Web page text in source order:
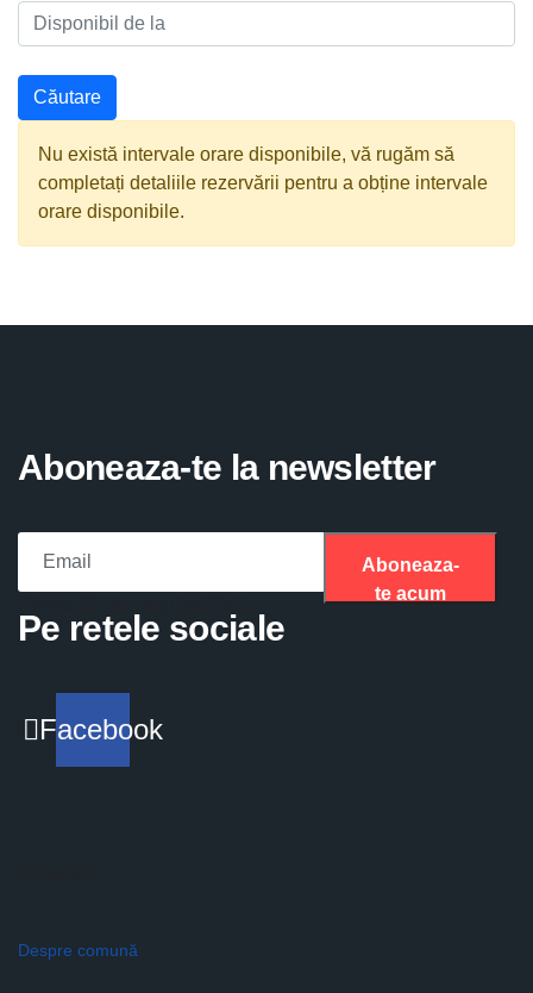
Căutare
Nu există intervale orare disponibile, vă rugăm să
completați detaliile rezervării pentru a obține intervale
orare disponibile.
Aboneaza-te la newsletter
Aboneaza-
te acum
Pe retele sociale
Facebook
Despre comună